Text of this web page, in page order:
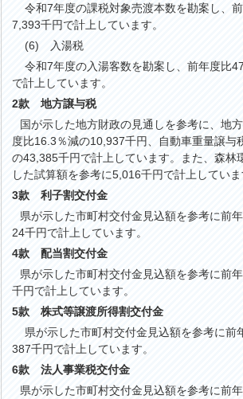
令和7年度の課税対象売渡本数を勘案し、
7,393千円で計上しています。
(6) 入湯税
令和7年度の入湯客数を勘案し、前年度比
で計上しています。
2款 地方譲与税
示した地方財政の見通しを参考に、地方
度比16.3％減の10,937千円、自動車重量譲与
の43,385千円で計上しています。また、森林
した試算額を参考に5,016千円で計上していま
3款 利子割交付金
示した市町村交付金見込額を参考に前年
24千円で計上しています。
4款 配当割交付金
示した市町村交付金見込額を参考に前年
千円で計上しています。
5款 株式等譲渡所得割交付金
県が示した市町村交付金見込額を参考に前
387千円で計上しています。
6款 法人事業税交付金
示した市町村交付金見込額を参考に前年